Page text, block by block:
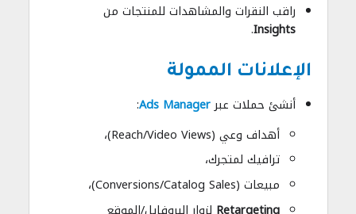
راقب النقرات والمشاهدات للمنتجات من
Insights
.
الإعلانات الممولة
أنشئ حملات عبرAds Manager
:
أهداف وعي (Reach/Video Views)،
ترافيك لمتجرك،
مبيعات (Conversions/Catalog Sales)،